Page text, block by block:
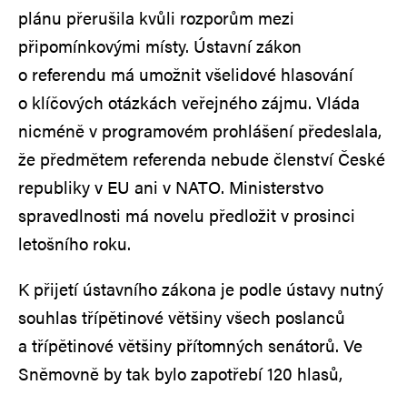
plánu přerušila kvůli rozporům mezi
připomínkovými místy. Ústavní zákon
o referendu má umožnit všelidové hlasování
o klíčových otázkách veřejného zájmu. Vláda
nicméně v programovém prohlášení předeslala,
že předmětem referenda nebude členství České
republiky v EU ani v NATO. Ministerstvo
spravedlnosti má novelu předložit v prosinci
letošního roku.
K přijetí ústavního zákona je podle ústavy nutný
souhlas třípětinové většiny všech poslanců
a třípětinové většiny přítomných senátorů. Ve
Sněmovně by tak bylo zapotřebí 120 hlasů,